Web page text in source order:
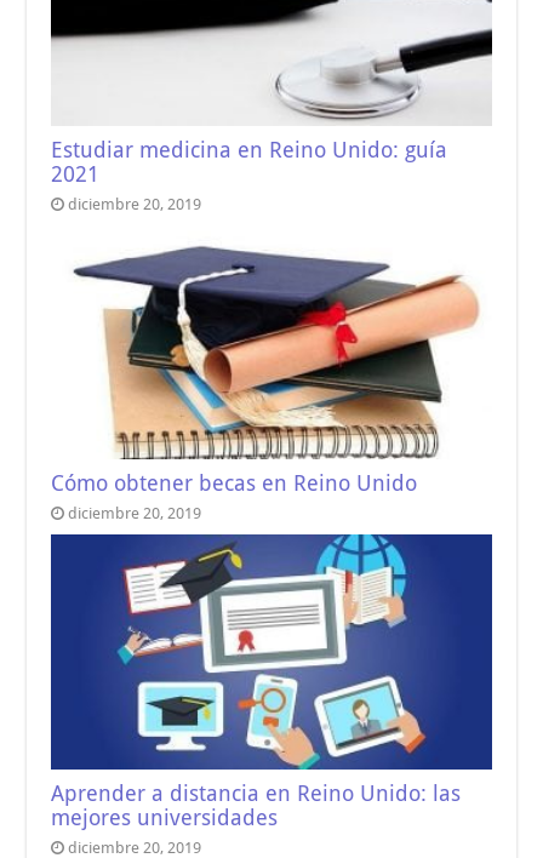
Estudiar medicina en Reino Unido: guía
2021
diciembre 20, 2019
Cómo obtener becas en Reino Unido
diciembre 20, 2019
Aprender a distancia en Reino Unido: las
mejores universidades
diciembre 20, 2019